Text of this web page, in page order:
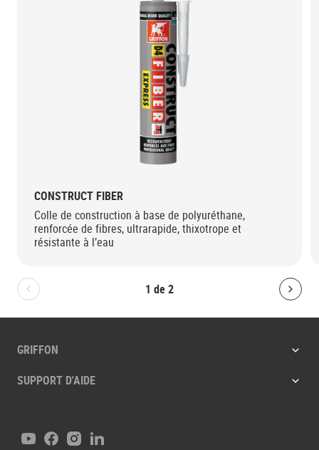
1 de2
Bolton.General.PreviousSlide
CONSTRUCT FIBER
Colle de construction à base de polyuréthane,
renforcée de fibres, ultrarapide, thixotrope et
résistante à l’eau
GRIFFON
SUPPORT D'AIDE